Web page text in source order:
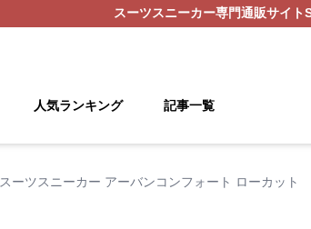
スーツスニーカー専門通販サイト
人気ランキング 記事一覧
スーツスニーカー アーバンコンフォート ローカット